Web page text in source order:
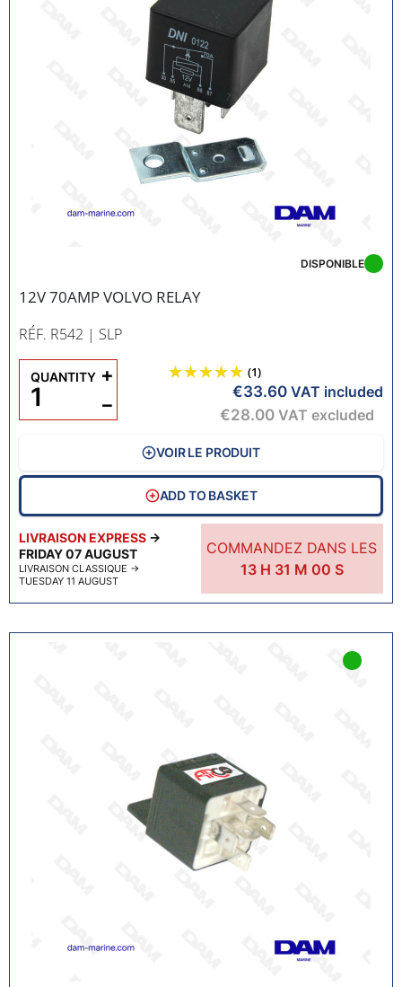
12V 70AMP VOLVO RELAY
RÉF. R542 | SLP
LIVRAISON EXPRESS →
FRIDAY 07 AUGUST
LIVRAISON CLASSIQUE →
TUESDAY 11 AUGUST
COMMANDEZ DANS LES
13H 30 M59 S
DISPONIBLE
(1)
€33.60 VAT included
€28.00 VAT excluded
QUANTITY
−
+
VOIR LE PRODUIT
ADD TO BASKET